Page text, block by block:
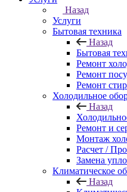
Назад
Услуги
Бытовая техника
Назад
Бытовая
Ремонт
Ремонт
Ремонт
Холодильное
Назад
Ремонт и
Монтаж
Расчет /
Замена
Климатическое
Назад